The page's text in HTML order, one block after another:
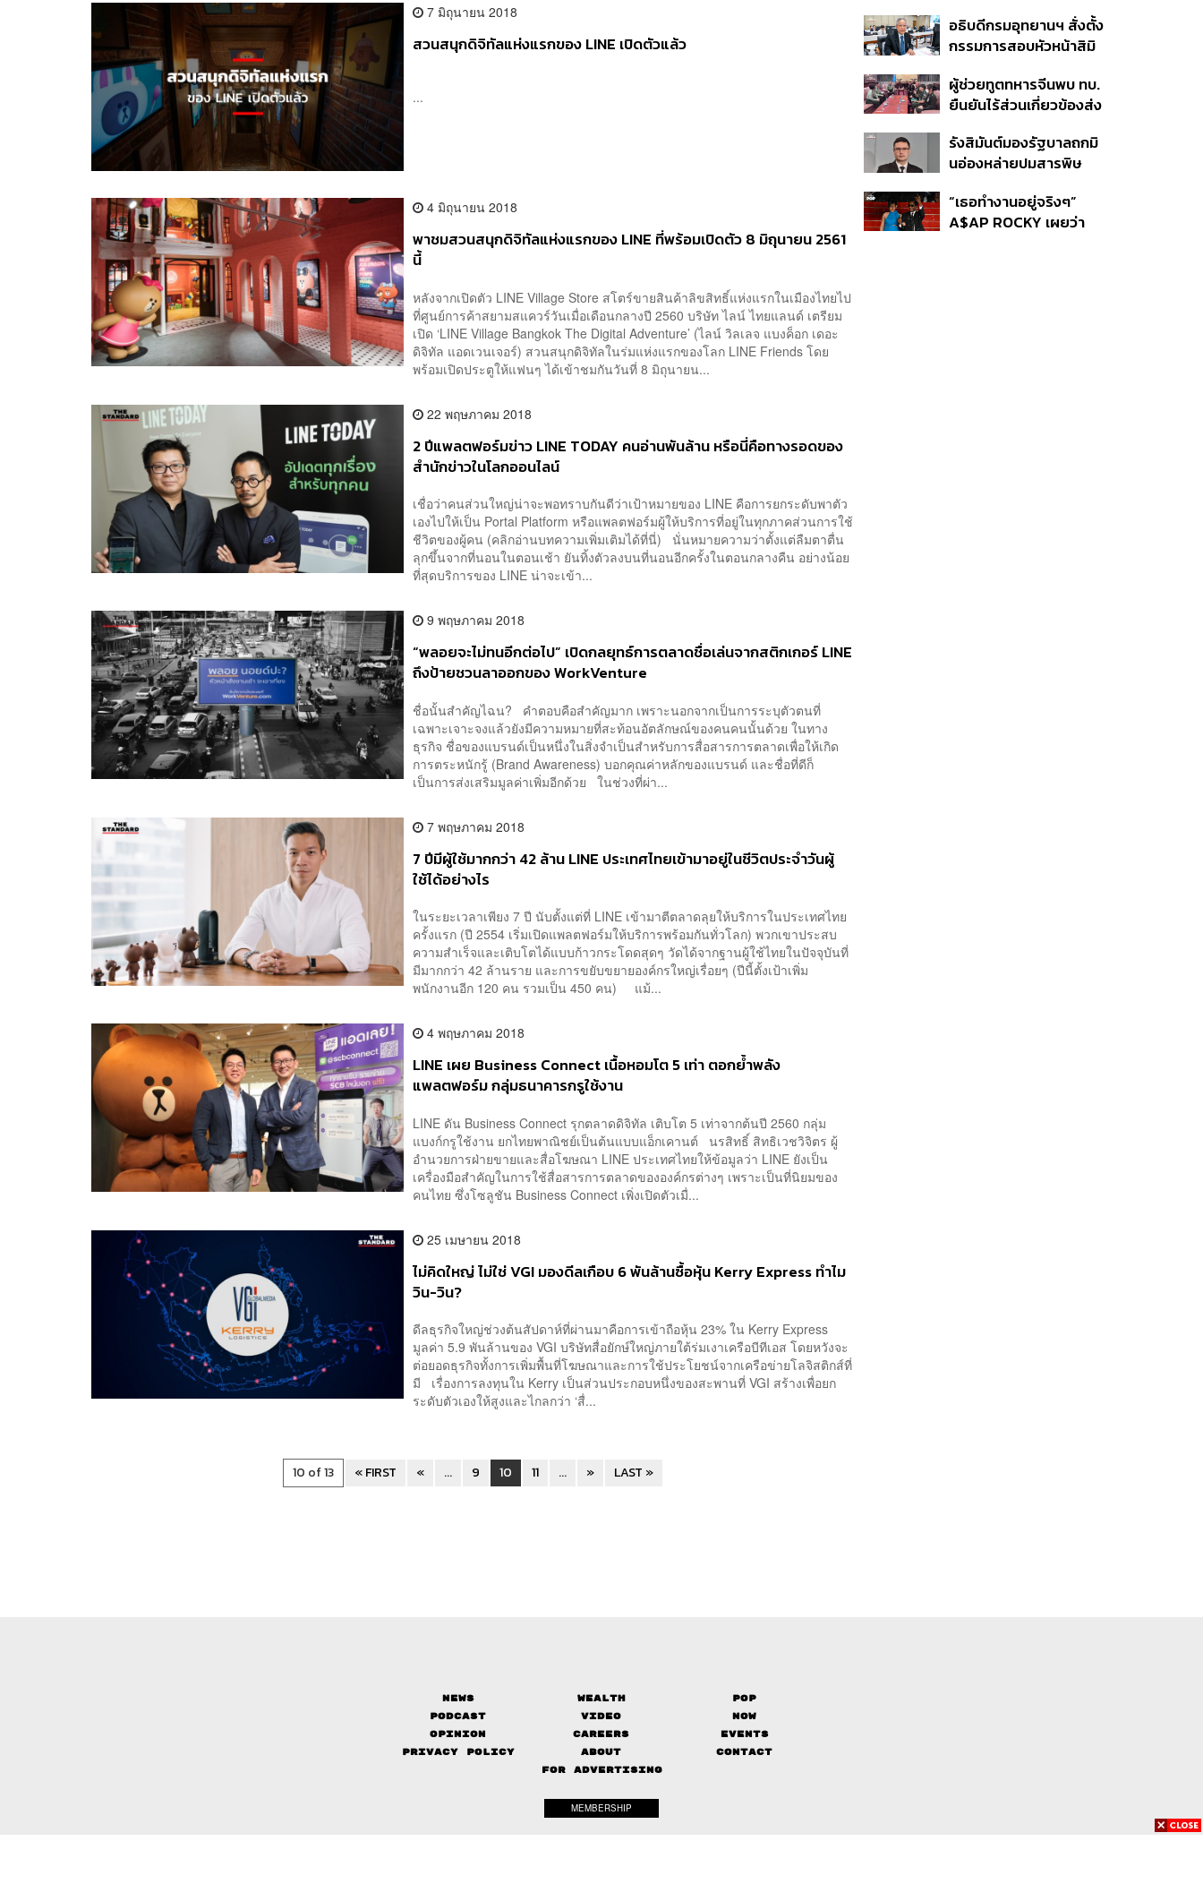
7 มิถุนายน 2018
สวนสนุกดิจิทัลแห่งแรกของ LINE เปิดตัวแล้ว
...
4 มิถุนายน 2018
พาชมสวนสนุกดิจิทัลแห่งแรกของ LINE ที่พร้อมเปิดตัว 8 มิถุนายน 2561
นี้
หลังจากเปิดตัว LINE Village Store สโตร์ขายสินค้าลิขสิทธิ์แห่งแรกในเมืองไทยไป
ที่ศูนย์การค้าสยามสแควร์วันเมื่อเดือนกลางปี 2560 บริษัท ไลน์ ไทยแลนด์ เตรียม
เปิด ‘LINE Village Bangkok The Digital Adventure’ ​(ไลน์ วิลเลจ แบงค็อก เดอะ
ดิจิทัล แอดเวนเจอร์) สวนสนุกดิจิทัลในร่มแห่งแรกของโลก LINE Friends โดย
พร้อมเปิดประตูให้แฟนๆ ได้เข้าชมกันวันที่ 8 มิถุนายน...
22 พฤษภาคม 2018
2 ปีแพลตฟอร์มข่าว LINE TODAY คนอ่านพันล้าน หรือนี่คือทางรอดของ
สำนักข่าวในโลกออนไลน์
เชื่อว่าคนส่วนใหญ่น่าจะพอทราบกันดีว่าเป้าหมายของ LINE คือการยกระดับพาตัว
เองไปให้เป็น Portal Platform หรือแพลตฟอร์มผู้ให้บริการที่อยู่ในทุกภาคส่วนการใช้
ชีวิตของผู้คน (คลิกอ่านบทความเพิ่มเติมได้ที่นี่) นั่นหมายความว่าตั้งแต่ลืมตาตื่น
ลุกขึ้นจากที่นอนในตอนเช้า ยันทิ้งตัวลงบนที่นอนอีกครั้งในตอนกลางคืน อย่างน้อย
ที่สุดบริการของ LINE น่าจะเข้า...
9 พฤษภาคม 2018
“พลอยจะไม่ทนอีกต่อไป” เปิดกลยุทธ์การตลาดชื่อเล่นจากสติกเกอร์ LINE
ถึงป้ายชวนลาออกของ WorkVenture
ชื่อนั้นสำคัญไฉน? คำตอบคือสำคัญมาก เพราะนอกจากเป็นการระบุตัวตนที่
เฉพาะเจาะจงแล้วยังมีความหมายที่สะท้อนอัตลักษณ์ของคนคนนั้นด้วย ในทาง
ธุรกิจ ชื่อของแบรนด์เป็นหนึ่งในสิ่งจำเป็นสำหรับการสื่อสารการตลาดเพื่อให้เกิด
การตระหนักรู้ (Brand Awareness) บอกคุณค่าหลักของแบรนด์ และชื่อที่ดีก็
เป็นการส่งเสริมมูลค่าเพิ่มอีกด้วย ในช่วงที่ผ่า...
7 พฤษภาคม 2018
7 ปีมีผู้ใช้มากกว่า 42 ล้าน LINE ประเทศไทยเข้ามาอยู่ในชีวิตประจำวันผู้
ใช้ได้อย่างไร
ในระยะเวลาเพียง 7 ปี นับตั้งแต่ที่ LINE เข้ามาตีตลาดลุยให้บริการในประเทศไทย
ครั้งแรก (ปี 2554 เริ่มเปิดแพลตฟอร์มให้บริการพร้อมกันทั่วโลก) พวกเขาประสบ
ความสำเร็จและเติบโตได้แบบก้าวกระโดดสุดๆ วัดได้จากฐานผู้ใช้ไทยในปัจจุบันที่
มีมากกว่า 42 ล้านราย และการขยับขยายองค์กรใหญ่เรื่อยๆ (ปีนี้ตั้งเป้าเพิ่ม
พนักงานอีก 120 คน รวมเป็น 450 คน) แม้...
4 พฤษภาคม 2018
LINE เผย Business Connect เนื้อหอมโต 5 เท่า ตอกย้ำพลัง
แพลตฟอร์ม กลุ่มธนาคารกรูใช้งาน
LINE ดัน Business Connect รุกตลาดดิจิทัล เติบโต 5 เท่าจากต้นปี 2560 กลุ่ม
แบงก์กรูใช้งาน ยกไทยพาณิชย์เป็นต้นแบบแอ็กเคานต์ นรสิทธิ์ สิทธิเวชวิจิตร ผู้
อำนวยการฝ่ายขายและสื่อโฆษณา LINE ประเทศไทยให้ข้อมูลว่า LINE ยังเป็น
เครื่องมือสำคัญในการใช้สื่อสารการตลาดขององค์กรต่างๆ เพราะเป็นที่นิยมของ
คนไทย ซึ่งโซลูชัน Business Connect เพิ่งเปิดตัวเมื่...
25 เมษายน 2018
ไม่คิดใหญ่ ไม่ใช่ VGI มองดีลเกือบ 6 พันล้านซื้อหุ้น Kerry Express ทำไม
วิน-วิน?
ดีลธุรกิจใหญ่ช่วงต้นสัปดาห์ที่ผ่านมาคือการเข้าถือหุ้น 23% ใน Kerry Express
มูลค่า 5.9 พันล้านของ VGI บริษัทสื่อยักษ์ใหญ่ภายใต้ร่มเงาเครือบีทีเอส โดยหวังจะ
ต่อยอดธุรกิจทั้งการเพิ่มพื้นที่โฆษณาและการใช้ประโยชน์จากเครือข่ายโลจิสติกส์ที่
มี เรื่องการลงทุนใน Kerry เป็นส่วนประกอบหนึ่งของสะพานที่ VGI สร้างเพื่อยก
ระดับตัวเองให้สูงและไกลกว่า ‘สื่...
10 of 13 « FIRST « ... 9 10 11 ... » LAST »
ต่ำเป็นเรื่องอธิปไตย ไม่
ยอมแลกในโต๊ะเจรจาการ
อธิบดีกรมอุทยานฯ สั่งตั้ง
กรรมการสอบหัวหน้าสิมิ
แรม ทั้งที่ประกาศห้ามค้าง
คืนตั้งแต่ปี 61
ผู้ช่วยทูตทหารจีนพบ ทบ.
ยืนยันไร้ส่วนเกี่ยวข้องส่ง
ชายแดน ย้ำจริงใจต่อไทย
หวังเห็นทางออกสันติวิธี
รังสิมันต์มองรัฐบาลถกมิ
นอ่องหล่ายปมสารพิษ
ปัญหาแท้จริงคือกองกำลัง
ว้า
“เธอทำงานอยู่จริงๆ”
A$AP ROCKY เผยว่า
News Wealth
Pop
Podcast
Video
Now
Opinion
Careers
Events
Privacy Policy
About
Contact
FOR ADVERTISING
MEMBERSHIP